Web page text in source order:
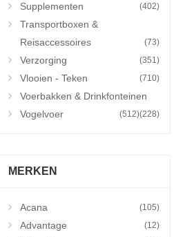
Supplementen (402)
Transportboxen &
Reisaccessoires
(73)
Verzorging (351)
Vlooien - Teken (710)
Voerbakken & Drinkfonteinen
(228)
Vogelvoer (512)
MERKEN
Acana (105)
Advantage (12)